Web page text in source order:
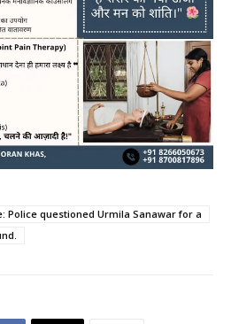
Police questioned Urmila Sanawar for a